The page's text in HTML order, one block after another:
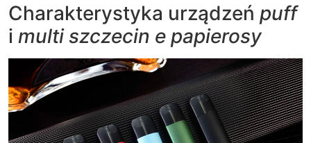
Charakterystyka urządzeń puff
i multi szczecin e papierosy